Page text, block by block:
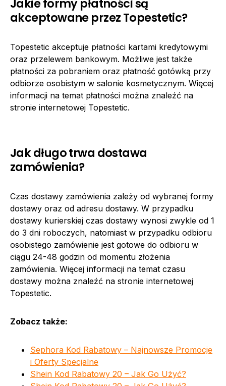
Jakie formy płatności są
akceptowane przez Topestetic?
Topestetic akceptuje płatności kartami kredytowymi
oraz przelewem bankowym. Możliwe jest także
płatności za pobraniem oraz płatność gotówką przy
odbiorze osobistym w salonie kosmetycznym. Więcej
informacji na temat płatności można znaleźć na
stronie internetowej Topestetic.
Jak długo trwa dostawa
zamówienia?
Czas dostawy zamówienia zależy od wybranej formy
dostawy oraz od adresu dostawy. W przypadku
dostawy kurierskiej czas dostawy wynosi zwykle od 1
do 3 dni roboczych, natomiast w przypadku odbioru
osobistego zamówienie jest gotowe do odbioru w
ciągu 24-48 godzin od momentu złożenia
zamówienia. Więcej informacji na temat czasu
dostawy można znaleźć na stronie internetowej
Topestetic.
Zobacz także:
Sephora Kod Rabatowy – Najnowsze Promocje
i Oferty Specjalne
Shein Kod Rabatowy 20 – Jak Go Użyć?